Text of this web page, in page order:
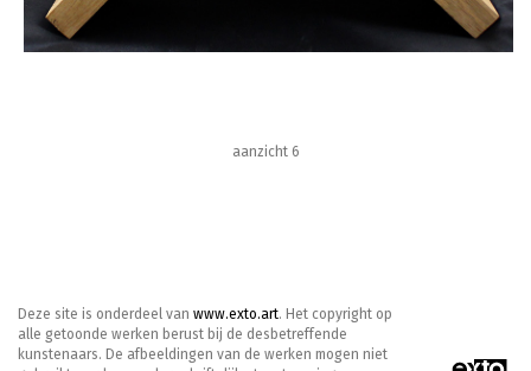
aanzicht 6
Deze site is onderdeel van www.exto.art. Het copyright op
alle getoonde werken berust bij de desbetreffende
kunstenaars. De afbeeldingen van de werken mogen niet